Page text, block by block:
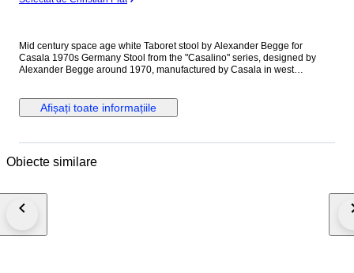
Mid century space age white Taboret stool by Alexander Begge for
Casala 1970s Germany Stool from the "Casalino" series, designed by
Alexander Begge around 1970, manufactured by Casala in west
has been famous since its launch in 1970e It is an official Casala
production, marked below the base, as can be seen in the photos. All
cm Height 49 cm Color : white
Afișați toate informațiile
Obiecte similare